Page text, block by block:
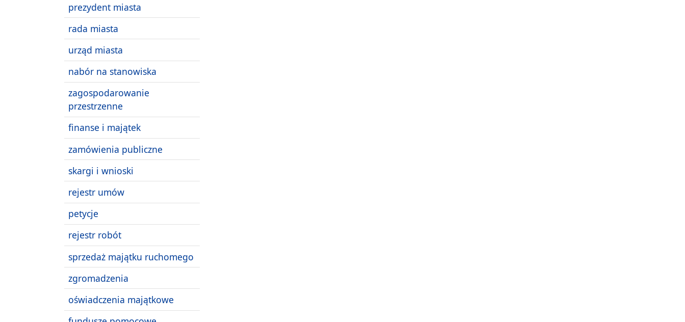
prezydent miasta
rada miasta
urząd miasta
nabór na stanowiska
zagospodarowanie
przestrzenne
finanse i majątek
zamówienia publiczne
skargi i wnioski
rejestr umów
petycje
rejestr robót
sprzedaż majątku ruchomego
zgromadzenia
oświadczenia majątkowe